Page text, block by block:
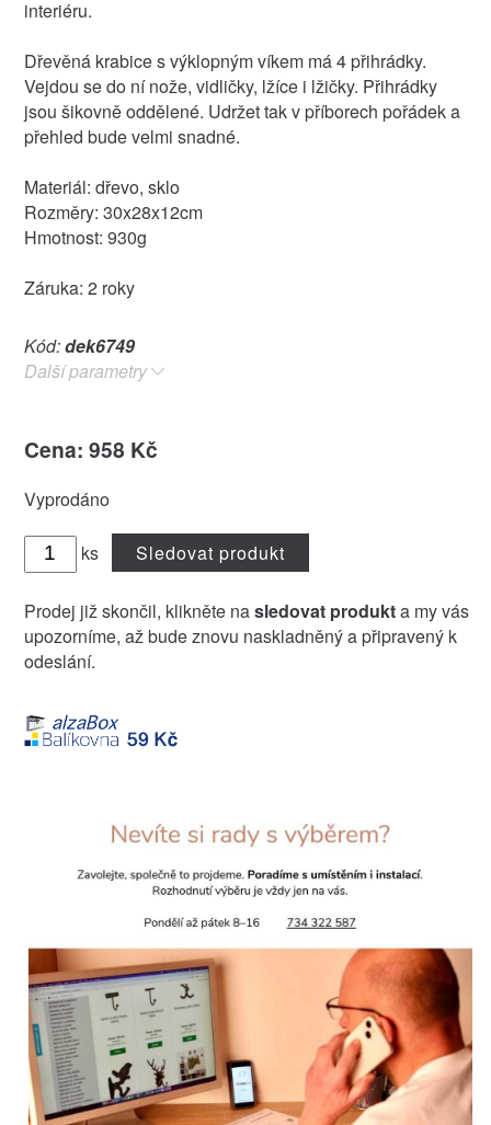
interiéru.
Dřevěná krabice s výklopným víkem má 4 přihrádky.
Vejdou se do ní nože, vidličky, lžíce i lžičky. Přihrádky
jsou šikovně oddělené. Udržet tak v příborech pořádek a
přehled bude velmi snadné.
Materiál: dřevo, sklo
Rozměry: 30x28x12cm
Hmotnost: 930g
Záruka: 2 roky
Kód:dek6749
Další parametry
Cena: 958 Kč
Vyprodáno
ks Sledovat produkt
Prodej již skončil, klikněte nasledovat produkta my vás
upozorníme, až bude znovu naskladněný a připravený k
odeslání.